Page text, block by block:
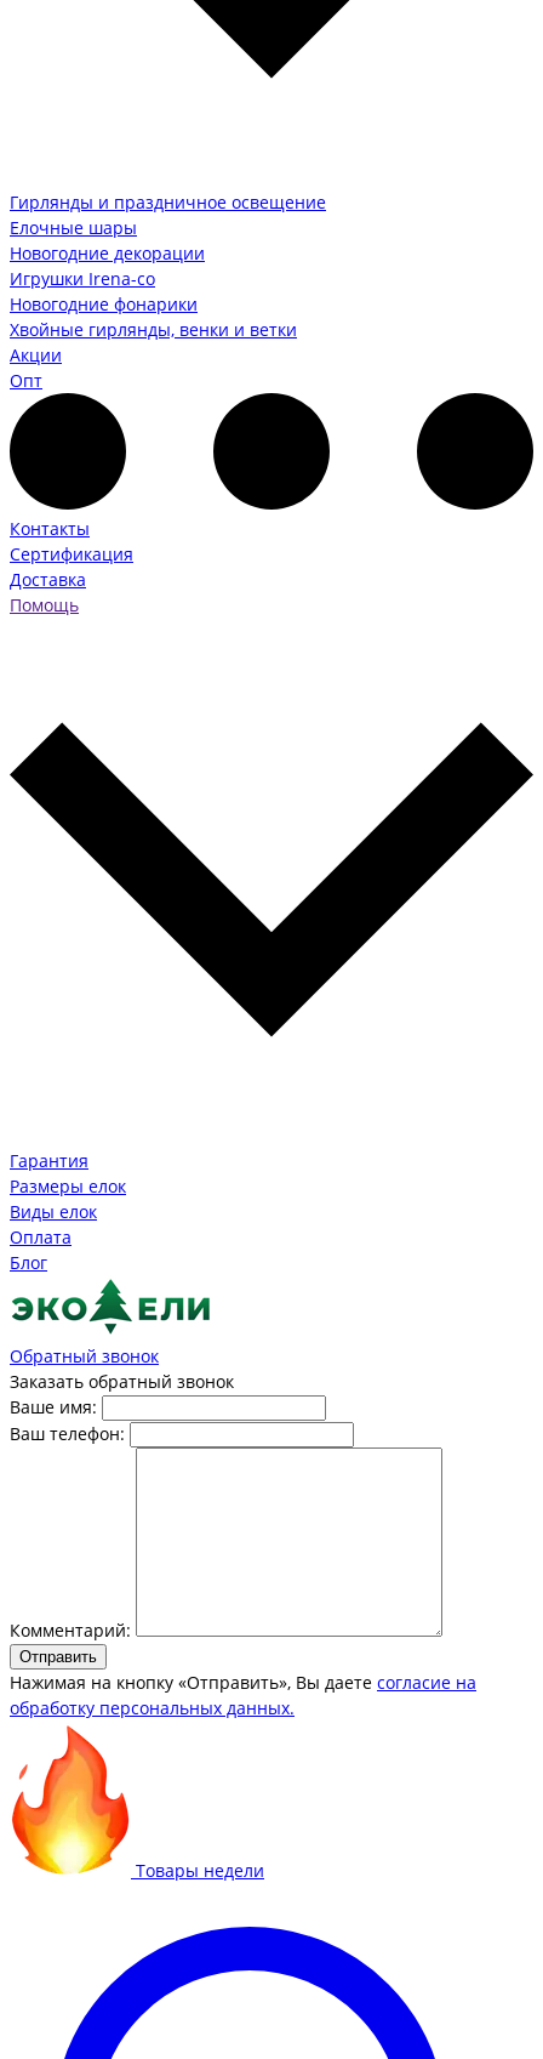
Гирлянды и праздничное освещение
Елочные шары
Новогодние декорации
Игрушки Irena-co
Новогодние фонарики
Хвойные гирлянды, венки и ветки
Акции
Опт
Контакты
Сертификация
Доставка
Помощь
Гарантия
Размеры елок
Виды елок
Оплата
Блог
Обратный звонок
Заказать обратный звонок
Ваше имя:
Ваш телефон:
Комментарий:
Отправить
Нажимая на кнопку «Отправить», Вы даете согласие на
обработку персональных данных.
Товары недели